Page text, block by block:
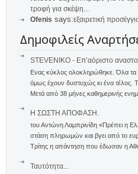
τροφή για σκέψη...
Ofenis says:εξαιρετική
Δημοφιλείς
STEVENIKO - Επ’αόριστο
Ενας κύκλος ολοκληρώθηκε. Όλα τα
όμως έχουν δυστυχώς κι ένα τέλος.
Μετά από 38 μήνες καθημερινής
Η ΣΩΣΤΗ ΑΠΟΦΑΣΗ.
του Αντώνη Λαμπρινίδη «Πρέπει η
στάση πληρωμών και βγει από το
Τρίτης η απάντηση που έδωσαν η
Ταυτότητα...